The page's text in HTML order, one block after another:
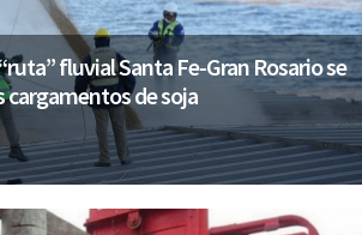
fluvial Santa Fe-Gran Rosario se
cargamentos de soja